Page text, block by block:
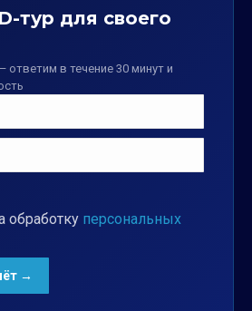
тур для своего
ответим в течение 30 минут и
обработку персональных